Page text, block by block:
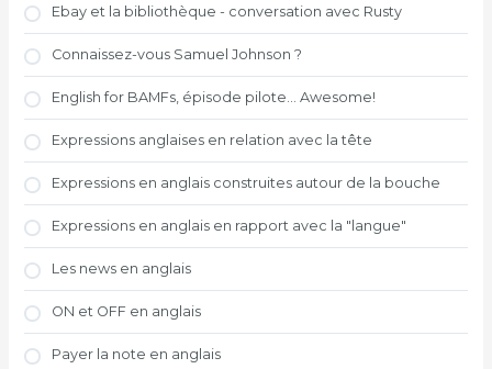
Ebay et la bibliothèque - conversation avec Rusty
Connaissez-vous Samuel Johnson ?
English for BAMFs, épisode pilote... Awesome!
Expressions anglaises en relation avec la tête
Expressions en anglais construites autour de la bouche
Expressions en anglais en rapport avec la "langue"
Les news en anglais
ON et OFF en anglais
Payer la note en anglais